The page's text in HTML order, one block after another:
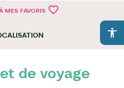
MES FAVORIS favorite_border
accessibility
de voyage